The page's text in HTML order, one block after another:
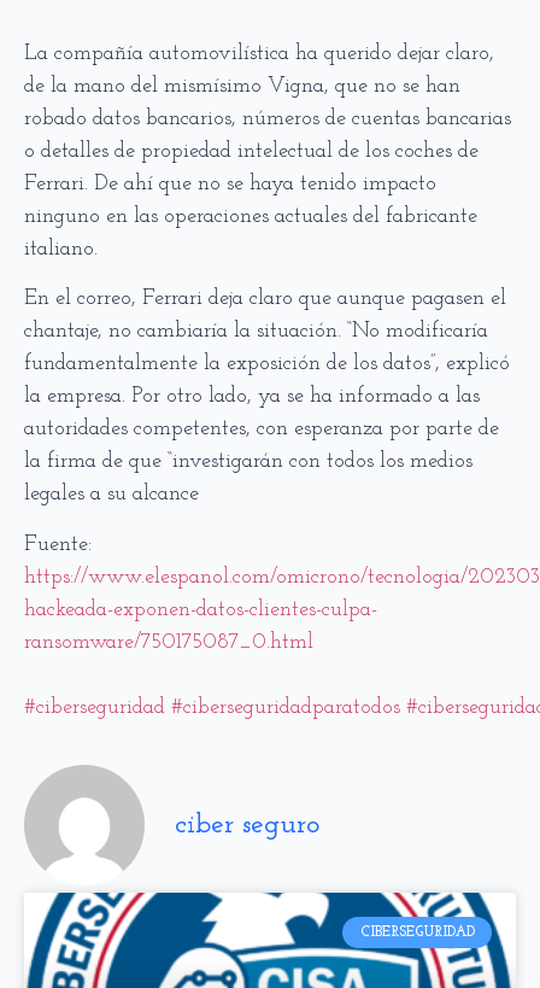
La compañía automovilística ha querido dejar claro,
de la mano del mismísimo Vigna, que no se han
robado datos bancarios, números de cuentas bancarias
o detalles de propiedad intelectual de los coches de
Ferrari. De ahí que no se haya tenido impacto
ninguno en las operaciones actuales del fabricante
italiano.
En el correo, Ferrari deja claro que aunque pagasen el
chantaje, no cambiaría la situación. “No modificaría
fundamentalmente la exposición de los datos”, explicó
la empresa. Por otro lado, ya se ha informado a las
autoridades competentes, con esperanza por parte de
la firma de que “investigarán con todos los medios
legales a su alcance
Fuente:
https://www.elespanol.com/omicrono/tecnologia/
hackeada-exponen-datos-clientes-culpa-
ransomware/750175087_0.html
#ciberseguridad #ciberseguridadparatodos
ciber seguro
CIBERSEGURIDAD